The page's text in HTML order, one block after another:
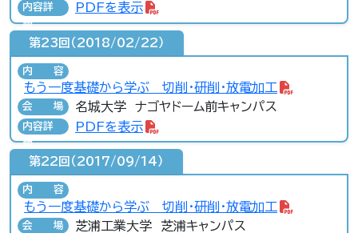
内容詳
細
PDFを表示
第23回（2018/02/22）
内容
もう一度基礎から学ぶ 切削・研削・放電加工
会場 名城大学 ナゴヤドーム前キャンパス
内容詳
細
PDFを表示
第22回（2017/09/14）
内容
もう一度基礎から学ぶ 切削・研削・放電加工
会場 芝浦工業大学 芝浦キャンパス